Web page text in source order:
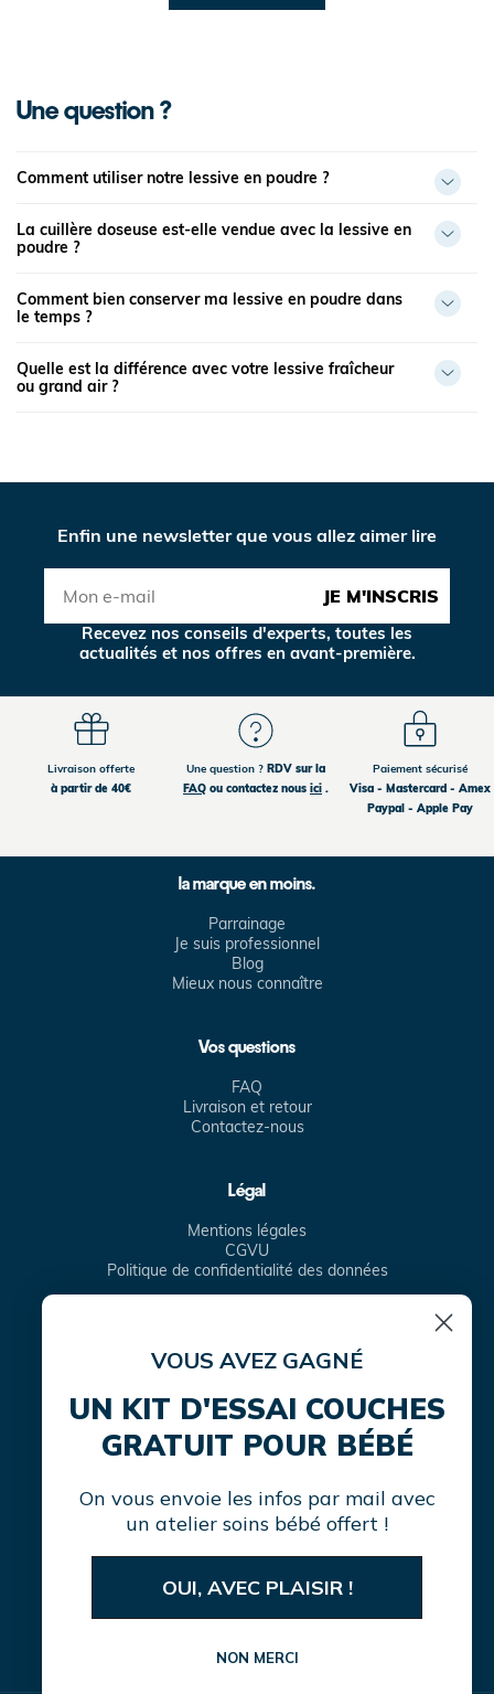
Une question ?
Comment utiliser notre lessive en poudre ?
La cuillère doseuse est-elle vendue avec la lessive en
poudre ?
Comment bien conserver ma lessive en poudre dans
le temps ?
Quelle est la différence avec votre lessive fraîcheur
ou grand air ?
Enfin une newsletter que vous allez aimer lire
JE M'INSCRIS
Recevez nos conseils d'experts, toutes les
actualités et nos offres en avant-première.
Livraison offerte
à partir de 40€
Une question ?RDV sur la
FAQou contactez nous ici.
Paiement sécurisé
Visa - Mastercard - Amex
Paypal - Apple Pay
la marque en moins.
Parrainage
Je suis professionnel
Blog
Mieux nous connaître
Vos questions
FAQ
Livraison et retour
Contactez-nous
Légal
Mentions légales
CGVU
Politique de confidentialité des données
FacebookInstagramTikTok
Translation
Moyens
paiement
VOUS AVEZ GAGNÉ
UN KIT D'ESSAI COUCHES
GRATUIT POUR BÉBÉ
On vous envoie les infos par mail avec
un atelier soins bébé offert !
OUI, AVEC PLAISIR !
NON MERCI